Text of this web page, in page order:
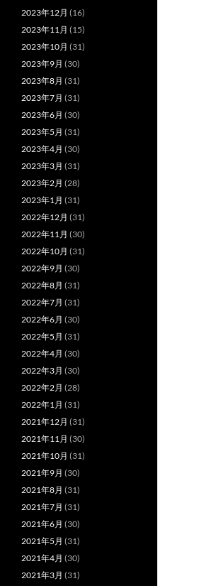
2023年12月 (16)
2023年11月 (15)
2023年10月 (31)
2023年9月 (30)
2023年8月 (31)
2023年7月 (31)
2023年6月 (30)
2023年5月 (31)
2023年4月 (30)
2023年3月 (31)
2023年2月 (28)
2023年1月 (31)
2022年12月 (31)
2022年11月 (30)
2022年10月 (31)
2022年9月 (30)
2022年8月 (31)
2022年7月 (31)
2022年6月 (30)
2022年5月 (31)
2022年4月 (30)
2022年3月 (30)
2022年2月 (28)
2022年1月 (31)
2021年12月 (31)
2021年11月 (30)
2021年10月 (31)
2021年9月 (30)
2021年8月 (31)
2021年7月 (31)
2021年6月 (30)
2021年5月 (31)
2021年4月 (30)
2021年3月 (31)